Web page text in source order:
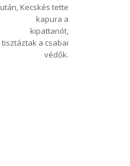
után, Kecskés tette
kapura a
kipattanót,
tisztáztak a csabai
védők.